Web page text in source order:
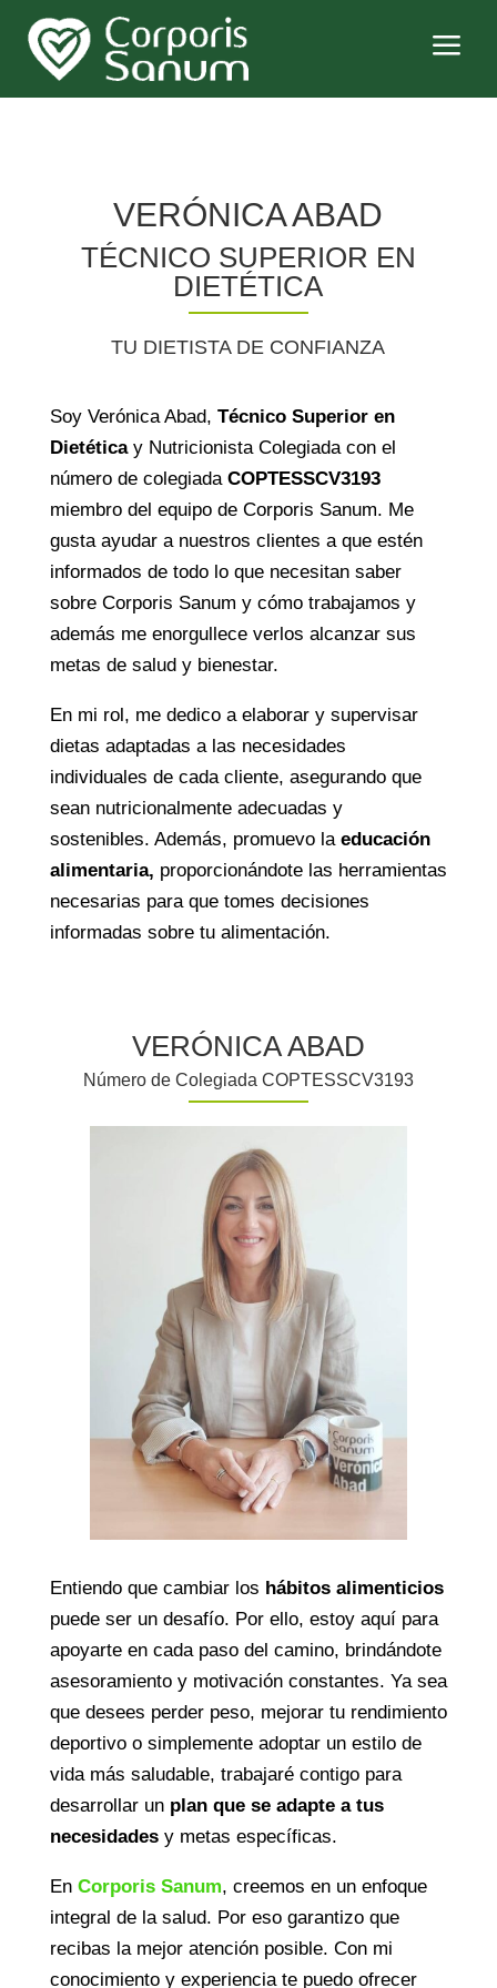
a
VERÓNICA ABAD
TÉCNICO SUPERIOR EN
DIETÉTICA
TU DIETISTA DE CONFIANZA
Soy Verónica Abad, Técnico Superior en
Dietéticay Nutricionista Colegiada con el
número de colegiada COPTESSCV3193
miembro del equipo de Corporis Sanum. Me
gusta ayudar a nuestros clientes a que estén
informados de todo lo que necesitan saber
sobre Corporis Sanum y cómo trabajamos y
además me enorgullece verlos alcanzar sus
metas de salud y bienestar.
En mi rol, me dedico a elaborar y supervisar
dietas adaptadas a las necesidades
individuales de cada cliente, asegurando que
sean nutricionalmente adecuadas y
sostenibles. Además, promuevo la educación
alimentaria, proporcionándote las herramientas
necesarias para que tomes decisiones
informadas sobre tu alimentación.
VERÓNICA ABAD
Número de Colegiada COPTESSCV3193
Entiendo que cambiar los hábitos alimenticios
puede ser un desafío. Por ello, estoy aquí para
apoyarte en cada paso del camino, brindándote
asesoramiento y motivación constantes. Ya sea
que desees perder peso, mejorar tu rendimiento
deportivo o simplemente adoptar un estilo de
vida más saludable, trabajaré contigo para
desarrollar un plan que se adapte a tus
necesidadesy metas específicas.
En Corporis Sanum, creemos en un enfoque
integral de la salud. Por eso garantizo que
recibas la mejor atención posible. Con mi
conocimiento y experiencia te puedo ofrecer